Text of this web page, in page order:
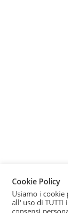
Cookie Policy
Usiamo i cookie
all' uso di
consensi